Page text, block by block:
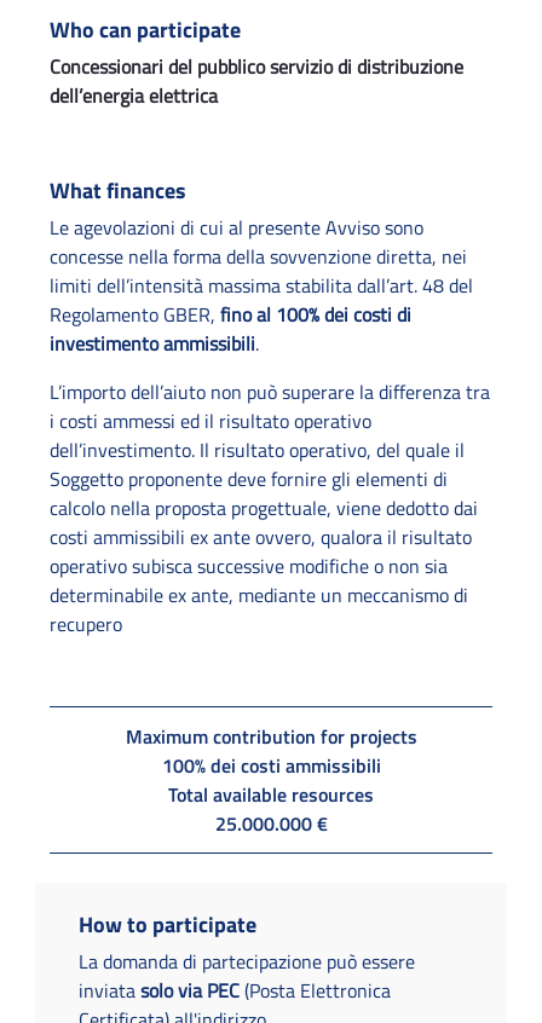
Who can participate
Concessionari del pubblico servizio di distribuzione
dell’energia elettrica
What finances
Le agevolazioni di cui al presente Avviso sono
concesse nella forma della sovvenzione diretta, nei
limiti dell’intensità massima stabilita dall’art. 48 del
Regolamento GBER, fino al 100% dei costi di
investimento ammissibili.
L’importo dell’aiuto non può superare la differenza tra
i costi ammessi ed il risultato operativo
dell’investimento. Il risultato operativo, del quale il
Soggetto proponente deve fornire gli elementi di
calcolo nella proposta progettuale, viene dedotto dai
costi ammissibili ex ante ovvero, qualora il risultato
operativo subisca successive modifiche o non sia
determinabile ex ante, mediante un meccanismo di
recupero
Maximum contribution for projects
100% dei costi ammissibili
Total available resources
25.000.000 €
How to participate
La domanda di partecipazione può essere
inviatasolo via PEC(Posta Elettronica